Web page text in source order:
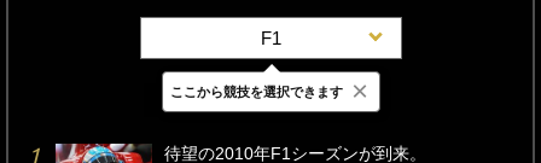
F1
最新 24時間 週間
待望の2010年F1シーズンが到来。
ここから競技を選択できます ×